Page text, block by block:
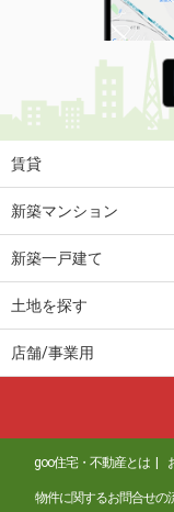
賃貸
新築マンション
新築一戸建て
土地を探す
店舗/事業用
goo住宅・不動産とは
物件に関するお問合せの